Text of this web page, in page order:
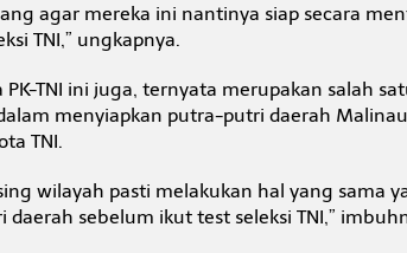
agar mereka ini nantinya siap secara
TNI,” ungkapnya.
TNI ini juga, ternyata merupakan salah
menyiapkan putra-putri daerah
TNI.
wilayah pasti melakukan hal yang sama
sebelum ikut test seleksi TNI,”